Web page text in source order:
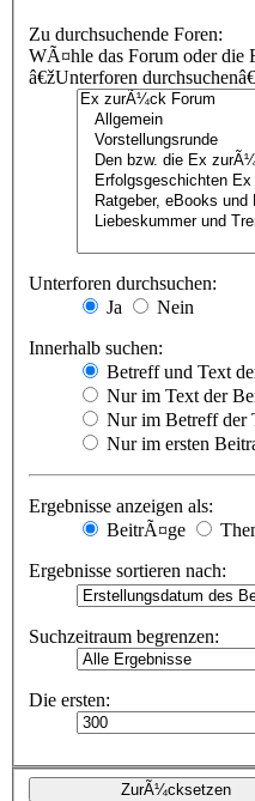
Zu durchsuchende Foren:
WÃ¤hle das Forum oder die
â€žUnterforen
Unterforen durchsuchen:
Ja
Nein
Innerhalb suchen:
Betreff und Text
Nur im Text der
Nur im Betreff der
Nur im ersten
Ergebnisse anzeigen als:
BeitrÃ¤ge
Ergebnisse sortieren nach:
Suchzeitraum begrenzen:
Die ersten: